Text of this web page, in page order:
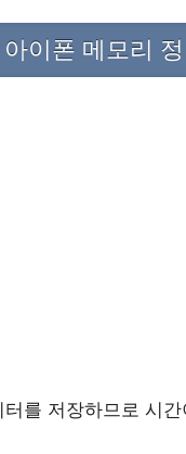
이폰 메모리 정
를 저장하므로 시